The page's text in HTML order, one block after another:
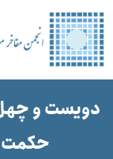
دویست و چهل
حکمت